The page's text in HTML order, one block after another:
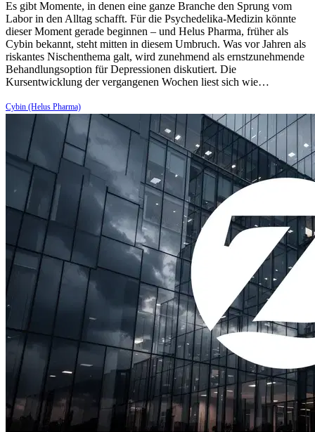
Es gibt Momente, in denen eine ganze Branche den Sprung vom
Labor in den Alltag schafft. Für die Psychedelika-Medizin könnte
dieser Moment gerade beginnen – und Helus Pharma, früher als
Cybin bekannt, steht mitten in diesem Umbruch. Was vor Jahren als
riskantes Nischenthema galt, wird zunehmend als ernstzunehmende
Behandlungsoption für Depressionen diskutiert. Die
Kursentwicklung der vergangenen Wochen liest sich wie…
Cybin (Helus Pharma)